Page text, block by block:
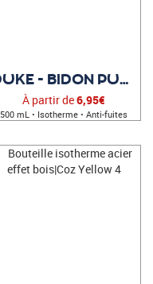
DUKE - BIDON PUBLICITAIRE
À partir de6,95€
500 mL • Isotherme • Anti-fuites